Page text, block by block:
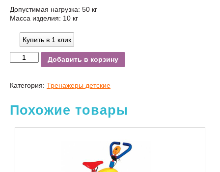
Допустимая нагрузка: 50 кг
Масса изделия: 10 кг
Купить в 1 клик
Добавить в корзину
Категория: Тренажеры детские
Похожие товары